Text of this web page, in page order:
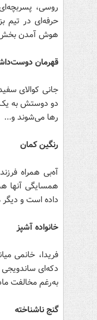
روسی،
حرفه‌ای در تیم
هوش آمدن بخش
قهرمان
جانی کوالای
دو دوستش به یک
رها می‌شوند و...
رنگین کمان
آه‌بی همراه
همسایگی آنها
داده است و
خانواده آشپز
فریدا، خانمی
دکه‌ای ساندویجی
به‌رغم مخالفت
گنج ناشناخته